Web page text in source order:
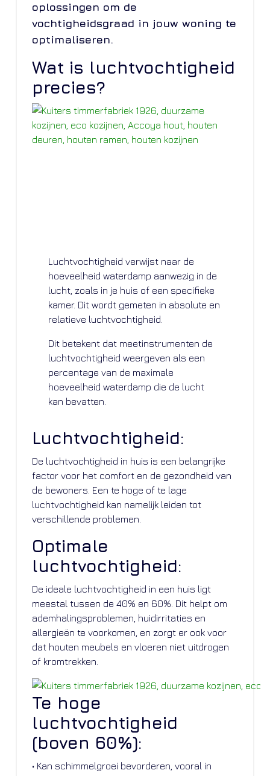
oplossingen om de
vochtigheidsgraad in jouw woning te
optimaliseren.
Wat is luchtvochtigheid
precies?
Luchtvochtigheid verwijst naar de
hoeveelheid waterdamp aanwezig in de
lucht, zoals in je huis of een specifieke
kamer. Dit wordt gemeten in absolute en
relatieve luchtvochtigheid.
Dit betekent dat meetinstrumenten de
luchtvochtigheid weergeven als een
percentage van de maximale
hoeveelheid waterdamp die de lucht
kan bevatten.
Luchtvochtigheid:
De luchtvochtigheid in huis is een belangrijke
factor voor het comfort en de gezondheid van
de bewoners. Een te hoge of te lage
luchtvochtigheid kan namelijk leiden tot
verschillende problemen.
Optimale
luchtvochtigheid:
De ideale luchtvochtigheid in een huis ligt
meestal tussen de 40% en 60%. Dit helpt om
ademhalingsproblemen, huidirritaties en
allergieën te voorkomen, en zorgt er ook voor
dat houten meubels en vloeren niet uitdrogen
of kromtrekken.
Te hoge
luchtvochtigheid
(boven 60%):
• Kan schimmelgroei bevorderen, vooral in